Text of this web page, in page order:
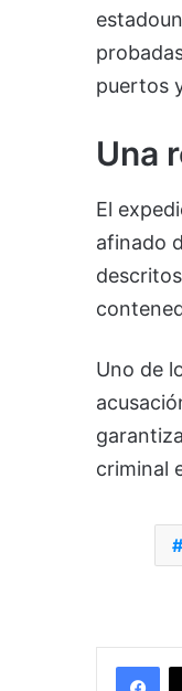
puertos
Una
El
afinado
Uno de
criminal